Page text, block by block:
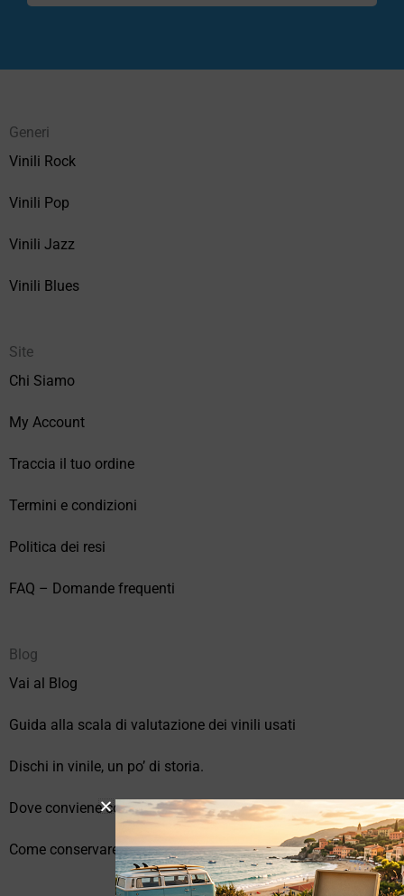
Generi
Vinili Rock
Vinili Pop
Vinili Jazz
Vinili Blues
Site
Chi Siamo
My Account
Traccia il tuo ordine
Termini e condizioni
Politica dei resi
FAQ – Domande frequenti
Blog
Vai al Blog
Guida alla scala di valutazione dei vinili usati
Dischi in vinile, un po’ di storia.
Dove conviene comprare vinili online?
Come conservare correttamente i vinili usati